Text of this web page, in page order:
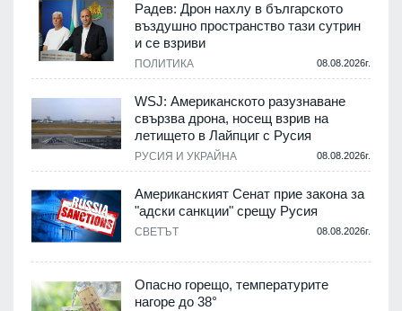
Радев: Дрон нахлу в българското
въздушно пространство тази сутрин
и се взриви
ПОЛИТИКА 08.08.2026г.
WSJ: Американското разузнаване
свързва дрона, носещ взрив на
летището в Лайпциг с Русия
РУСИЯ И УКРАЙНА 08.08.2026г.
Американският Сенат прие закона за
"адски санкции" срещу Русия
СВЕТЪТ 08.08.2026г.
Опасно горещо, температурите
нагоре до 38°